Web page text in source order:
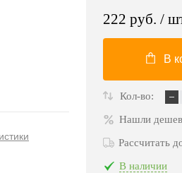
222 руб. /
В
Кол-во:
Нашли
Рассчитать
В наличии